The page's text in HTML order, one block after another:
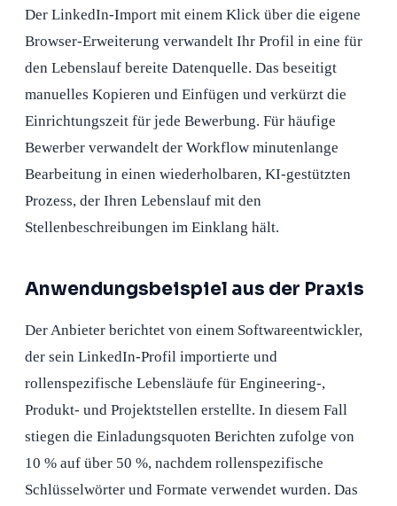
Der LinkedIn-Import mit einem Klick über die eigene
Browser-Erweiterung verwandelt Ihr Profil in eine für
den Lebenslauf bereite Datenquelle. Das beseitigt
manuelles Kopieren und Einfügen und verkürzt die
Einrichtungszeit für jede Bewerbung. Für häufige
Bewerber verwandelt der Workflow minutenlange
Bearbeitung in einen wiederholbaren, KI-gestützten
Prozess, der Ihren Lebenslauf mit den
Stellenbeschreibungen im Einklang hält.
Anwendungsbeispiel aus der Praxis
Der Anbieter berichtet von einem Softwareentwickler,
der sein LinkedIn-Profil importierte und
rollenspezifische Lebensläufe für Engineering-,
Produkt- und Projektstellen erstellte. In diesem Fall
stiegen die Einladungsquoten Berichten zufolge von
10 % auf über 50 %, nachdem rollenspezifische
Schlüsselwörter und Formate verwendet wurden. Das